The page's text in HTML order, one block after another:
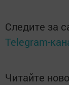
Следите за
Telegram-
Читайте